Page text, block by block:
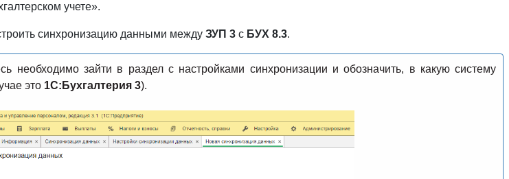
учете».
синхронизацию данными междуЗУП 3 с БУХ 8.3.
необходимо зайти в раздел с настройками синхронизации и обозначить, в какую систему
это 1С:Бухгалтерия 3).